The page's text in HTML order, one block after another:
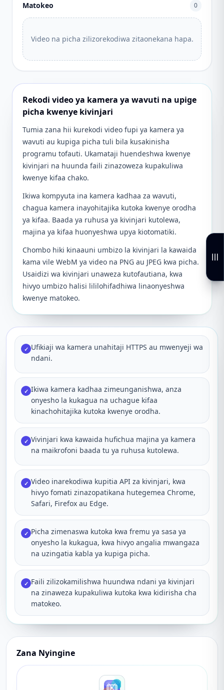
Matokeo 0
Video na picha zilizorekodiwa zitaonekana hapa.
Rekodi video ya kamera ya wavuti na upige
picha kwenye kivinjari
Tumia zana hii kurekodi video fupi ya kamera ya
wavuti au kupiga picha tuli bila kusakinisha
programu tofauti. Ukamataji huendeshwa kwenye
kivinjari na huunda faili zinazoweza kupakuliwa
kwenye kifaa chako.
Ikiwa kompyuta ina kamera kadhaa za wavuti,
chagua kamera inayohitajika kutoka kwenye orodha
ya kifaa. Baada ya ruhusa ya kivinjari kutolewa,
majina ya kifaa huonyeshwa upya kiotomatiki.
Chombo hiki kinaauni umbizo la kivinjari la kawaida
kama vile WebM ya video na PNG au JPEG kwa picha.
Usaidizi wa kivinjari unaweza kutofautiana, kwa
hivyo umbizo halisi lililohifadhiwa linaonyeshwa
kwenye matokeo.
✓ Ufikiaji wa kamera unahitaji HTTPS au mwenyeji wa
ndani.
✓ Ikiwa kamera kadhaa zimeunganishwa, anza
onyesho la kukagua na uchague kifaa
kinachohitajika kutoka kwenye orodha.
✓ Vivinjari kwa kawaida hufichua majina ya kamera
na maikrofoni baada tu ya ruhusa kutolewa.
✓ Video inarekodiwa kupitia API za kivinjari, kwa
hivyo fomati zinazopatikana hutegemea Chrome,
Safari, Firefox au Edge.
✓ Picha zimenaswa kutoka kwa fremu ya sasa ya
onyesho la kukagua, kwa hivyo angalia mwangaza
na uzingatia kabla ya kupiga picha.
✓ Faili zilizokamilishwa huundwa ndani ya kivinjari
na zinaweza kupakuliwa kutoka kwa kidirisha cha
matokeo.
Zana Nyingine